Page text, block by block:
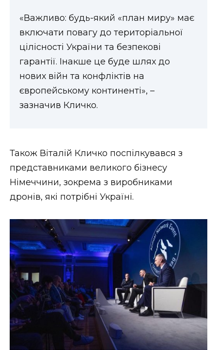
«Важливо: будь-який «план миру» має
включати повагу до територіальної
цілісності України та безпекові
гарантії. Інакше це буде шлях до
нових війн та конфліктів на
європейському континенті», –
зазначив Кличко.
Також Віталій Кличко поспілкувався з
представниками великого бізнесу
Німеччини, зокрема з виробниками
дронів, які потрібні Україні.